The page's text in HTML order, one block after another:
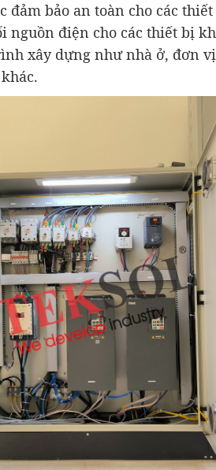
bảo an toàn cho các
điện cho các thiết bị
xây dựng như nhà ở, đơn